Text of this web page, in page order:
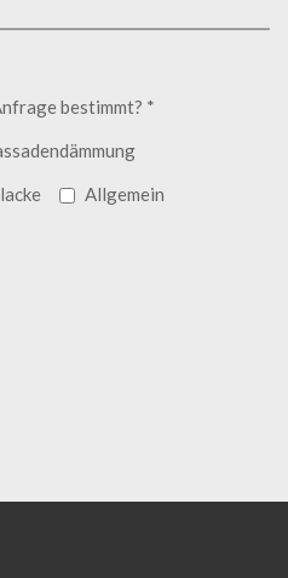
bestimmt? *
Allgemein